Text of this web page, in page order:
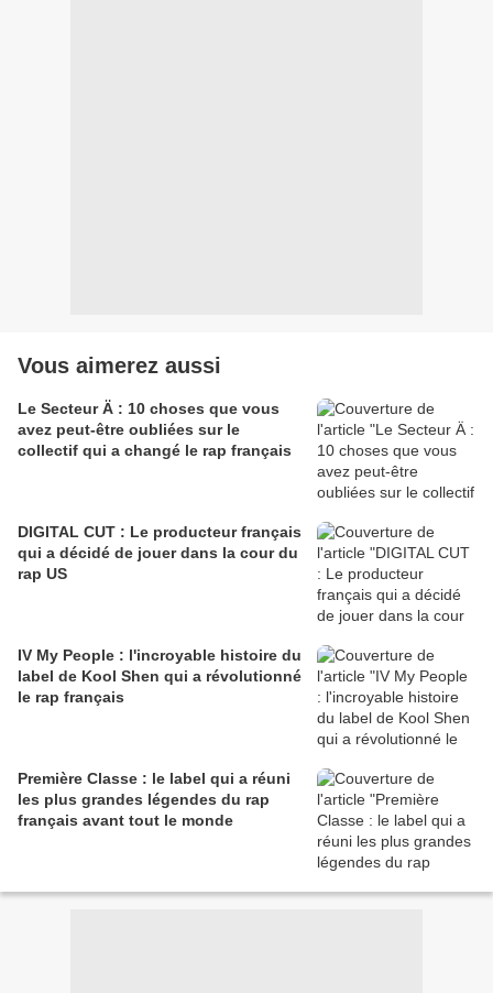
Vous aimerez aussi
Le Secteur Ä : 10 choses que vous
avez peut-être oubliées sur le
collectif qui a changé le rap français
DIGITAL CUT : Le producteur français
qui a décidé de jouer dans la cour du
rap US
IV My People : l'incroyable histoire du
label de Kool Shen qui a révolutionné
le rap français
Première Classe : le label qui a réuni
les plus grandes légendes du rap
français avant tout le monde